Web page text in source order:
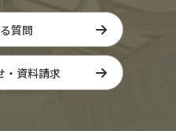
質問
・資料請求